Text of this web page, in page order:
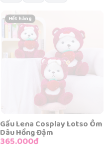
Hết hàng
Gấu Lena Cosplay Lotso Ôm
Dâu Hồng Đậm
365.000đ